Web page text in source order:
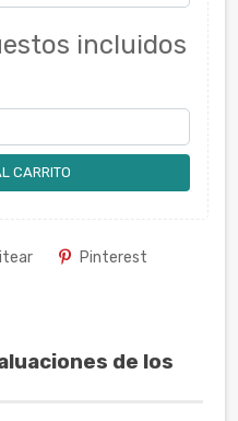
incluidos
CARRITO
Pinterest
de los